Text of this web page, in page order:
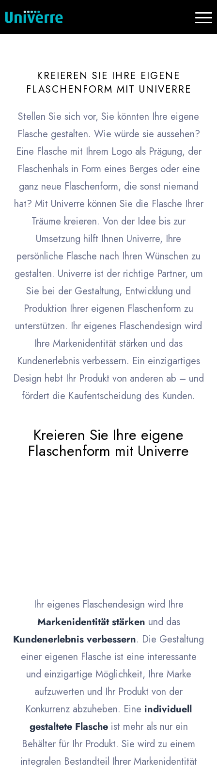
KREIEREN SIE IHRE EIGENE
FLASCHENFORM MIT UNIVERRE
Stellen Sie sich vor, Sie könnten Ihre eigene
Flasche gestalten. Wie würde sie aussehen?
Eine Flasche mit Ihrem Logo als Prägung, der
Flaschenhals in Form eines Berges oder eine
ganz neue Flaschenform, die sonst niemand
hat? Mit Univerre können Sie die Flasche Ihrer
Träume kreieren. Von der Idee bis zur
Umsetzung hilft Ihnen Univerre, Ihre
persönliche Flasche nach Ihren Wünschen zu
gestalten. Univerre ist der richtige Partner, um
Sie bei der Gestaltung, Entwicklung und
Produktion Ihrer eigenen Flaschenform zu
unterstützen. Ihr eigenes Flaschendesign wird
Ihre Markenidentität stärken und das
Kundenerlebnis verbessern. Ein einzigartiges
Design hebt Ihr Produkt von anderen ab – und
fördert die Kaufentscheidung des Kunden.
Kreieren Sie Ihre eigene
Flaschenform mit Univerre
Ihr eigenes Flaschendesign wird Ihre
Markenidentität stärken und das
Kundenerlebnis verbessern. Die Gestaltung
einer eigenen Flasche ist eine interessante
und einzigartige Möglichkeit, Ihre Marke
aufzuwerten und Ihr Produkt von der
Konkurrenz abzuheben. Eine individuell
gestaltete Flascheist mehr als nur ein
Behälter für Ihr Produkt. Sie wird zu einem
integralen Bestandteil Ihrer Markenidentität